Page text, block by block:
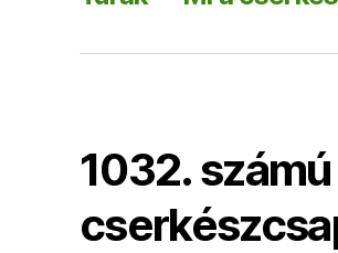
1032.